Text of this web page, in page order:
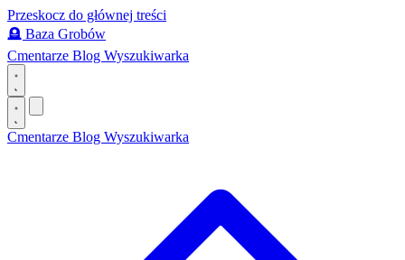
Przeskocz do głównej treści
🪦 Baza Grobów
Cmentarze Blog Wyszukiwarka
Cmentarze Blog Wyszukiwarka